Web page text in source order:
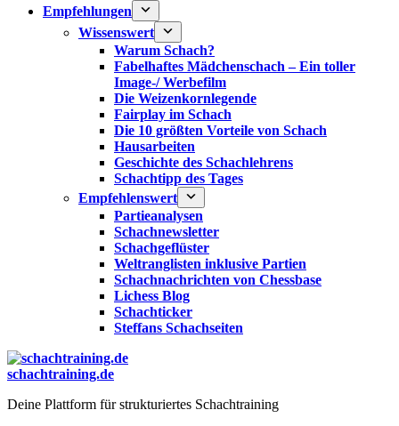
Empfehlungen
Wissenswert
Warum Schach?
Fabelhaftes Mädchenschach – Ein toller
Image-/ Werbefilm
Die Weizenkornlegende
Fairplay im Schach
Die 10 größten Vorteile von Schach‎
Hausarbeiten
Geschichte des Schachlehrens
Schachtipp des Tages
Empfehlenswert
Partieanalysen
Schachnewsletter
Schachgeflüster
Weltranglisten inklusive Partien
Schachnachrichten von Chessbase
Lichess Blog
Schachticker
Steffans Schachseiten
schachtraining.de
Deine Plattform für strukturiertes Schachtraining